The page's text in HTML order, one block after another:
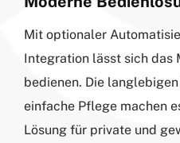
Mit optionaler
Integration lässt sich das
bedienen. Die
einfache Pflege machen
Lösung für private und